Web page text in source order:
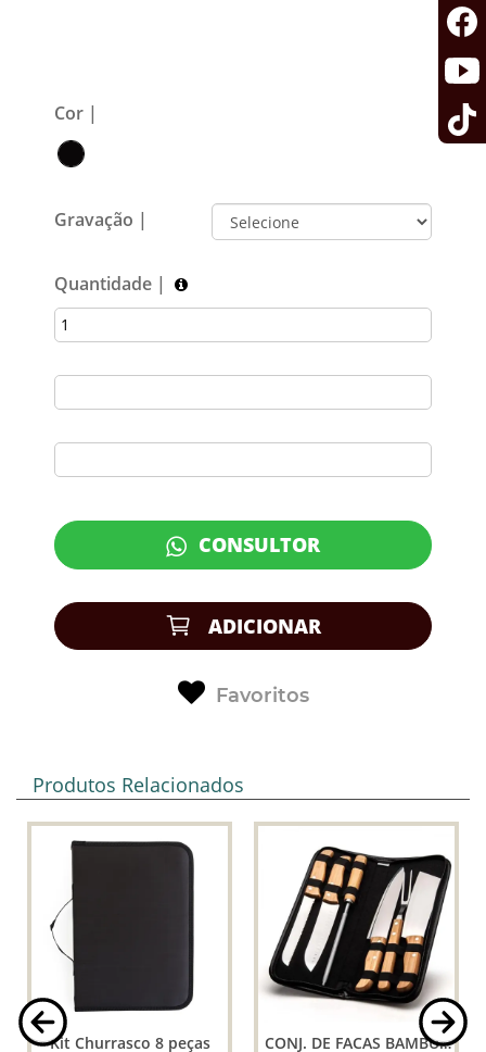
Cor |
Gravação |
Quantidade |
CONSULTOR
ADICIONAR
Favoritos
Produtos Relacionados
Kit Churrasco 8 peças
CONJ. DE FACAS BAMBU /